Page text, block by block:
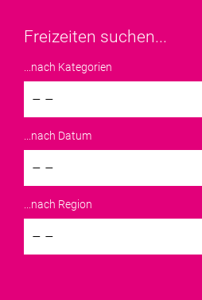
Freizeiten suchen...
...nach Kategorien
– –
...nach Datum
– –
...nach Region
– –